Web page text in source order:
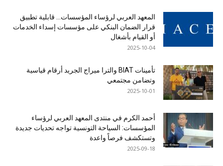
المعهد العربي لرؤساء المؤسسات… قابلية تطبيق
قرار الضمان البنكي على مؤسسات إسداء الخدمات
أو القيام بأشغال
2025-10-04
تأمينات BIAT والترا ميراج الجريد أرقام قياسية
وتضامن مجتمعي
2025-10-01
أحمد الكرم في منتدى المعهد العربي لرؤساء
المؤسسات: السياحة التونسية تواجه تحديات جديدة
وتستكشف فرصاً واعدة
2025-09-18